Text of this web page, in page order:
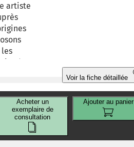
artiste
à
et
que soit
externe
Voir la fiche détaillée
Acheter un
exemplaire de
consultation
Ajouter au panier